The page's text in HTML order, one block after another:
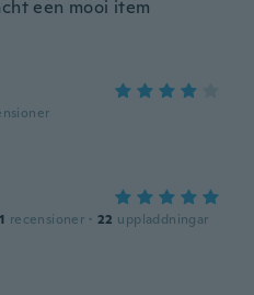
een mooi item
recensioner · 22 uppladdningar